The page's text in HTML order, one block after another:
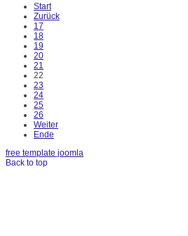
Start
Zurück
17
18
19
20
21
22
23
24
25
26
Weiter
Ende
free template joomla
Back to top